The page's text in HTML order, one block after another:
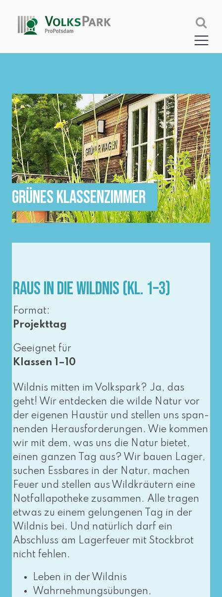
GRÜNES KLASSENZIMMER
Raus in die Wildnis (Kl. 1–3)
Format:
Projekttag
Geeignet für
Klassen 1–10
Wildnis mit­ten im Volkspark? Ja, das
geht! Wir ent­de­cken die wil­de Natur vor
der eige­nen Haustür und stel­len uns span­
nen­den Herausforderungen. Wie kom­men
wir mit dem, was uns die Natur bie­tet,
einen gan­zen Tag aus? Wir bau­en Lager,
suchen Essbares in der Natur, machen
Feuer und stel­len aus Wildkräutern eine
Notfallapotheke zusam­men. Alle tra­gen
etwas zu einem gelun­ge­nen Tag in der
Wildnis bei. Und natür­lich darf ein
Abschluss am Lagerfeuer mit Stockbrot
nicht fehlen.
Leben in der Wildnis
Wahrnehmungsübungen,